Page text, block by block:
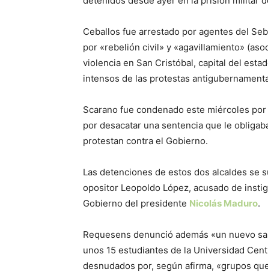
Ceballos fue arrestado por agentes del
por «rebelión civil» y «agavillamiento»
violencia en San Cristóbal, capital del
intensos de las protestas
Scarano fue condenado este miércoles
por desacatar una sentencia que le
protestan contra el Gobierno.
Las detenciones de estos dos alcaldes se
opositor Leopoldo López, acusado de
Gobierno del presidente Nicolás Maduro.
Requesens denunció además «un nuevo
unos 15 estudiantes de la Universidad
desnudados por, según afirma, «grupos